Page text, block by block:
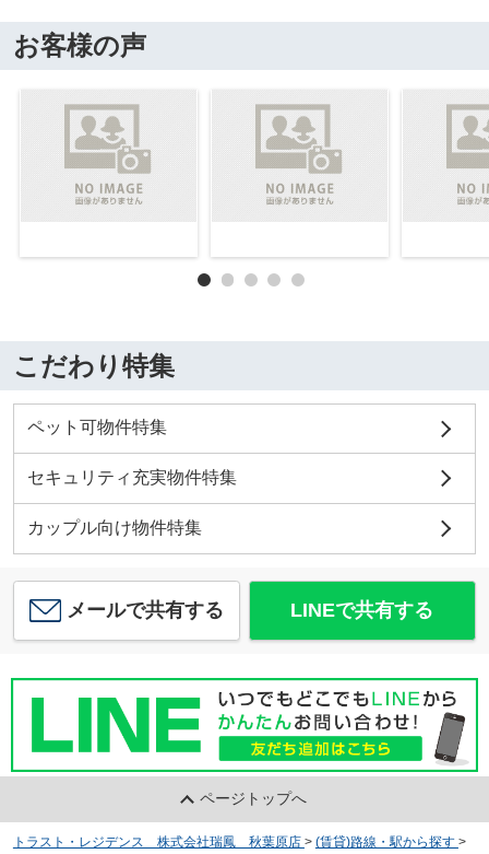
お客様の声
こだわり特集
ペット可物件特集
セキュリティ充実物件特集
カップル向け物件特集
メールで共有する LINEで共有する
ページトップへ
トラスト・レジデンス 株式会社瑞鳳 秋葉原店 > (賃貸)路線・駅から探す >